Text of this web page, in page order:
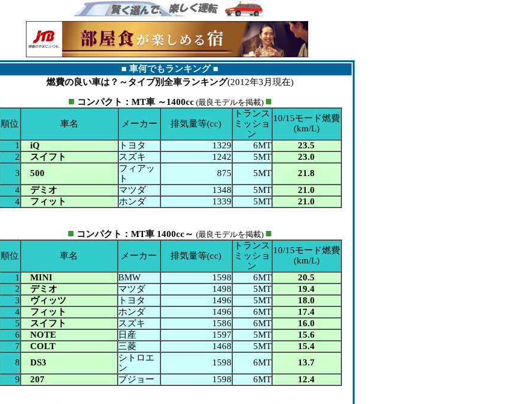
■ 車何でもランキング ■
燃費の良い車は？～タイプ別全車ランキング(2012年3月現在)
■ コンパクト：MT車 ～1400cc(最良モデルを掲載) ■
順位 車名 メーカー 排気量等(cc)
トランス
ミッショ
ン
10/15モード燃費
(km/L)
1
iQ トヨタ 1329 6MT
23.5
2
スイフト スズキ 1242 5MT
23.0
3
500
フィアッ
ト
875 5MT
21.8
4
デミオ マツダ 1348 5MT
21.0
4
フィット ホンダ 1339 5MT 21.0
■ コンパクト：MT車 1400cc～ (最良モデルを掲載) ■
順位 車名 メーカー 排気量等(cc)
トランス
ミッショ
ン
10/15モード燃費
(km/L)
1
MINI BMW 1598 6MT
20.5
2
デミオ マツダ 1498 5MT
19.4
3
ヴィッツ トヨタ 1496 5MT
18.0
4
フィット ホンダ 1496 6MT
17.4
5
スイフト スズキ 1586 6MT
16.0
6
NOTE 日産 1597 5MT
15.6
7
COLT 三菱 1468 5MT
15.4
8
DS3
シトロエ
ン
1598 6MT
13.7
9
207 プジョー 1598 6MT 12.4